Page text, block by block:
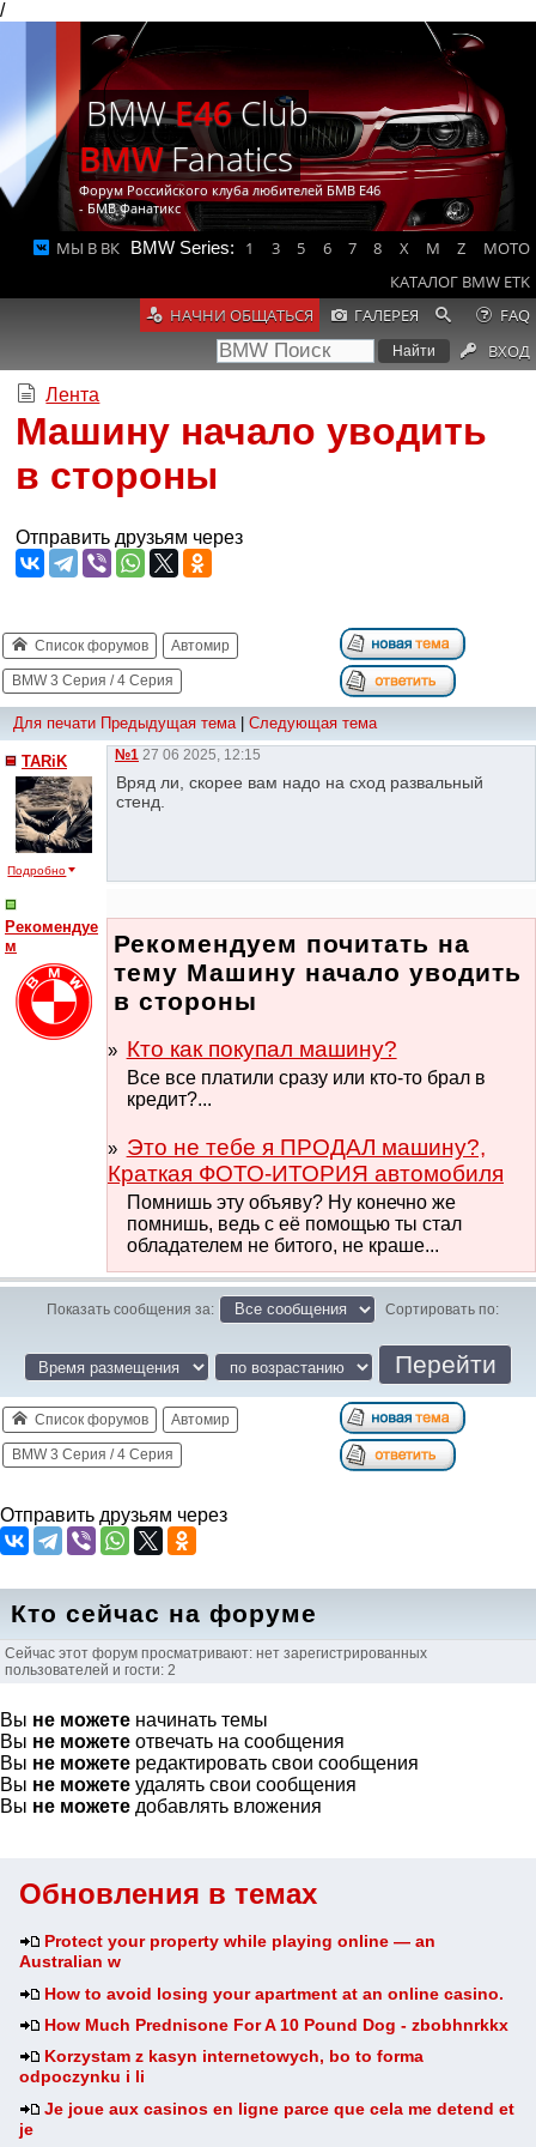
/
BMWE46Club
BMWFanatics
Форум Российского клуба любителей БМВ Е46
- БМВ Фанатикс
МЫ В ВК BMW Series: 1 3 5 6 7 8 X M Z
MOTO
КАТАЛОГ BMW ETK
НАЧНИ ОБЩАТЬСЯ
ГАЛЕРЕЯ
FAQ
ВХОД
Лента
Обновления в темах
Protect your property while playing online — an
Australian w
How to avoid losing your apartment at an online casino.
How Much Prednisone For A 10 Pound Dog - zbobhnrkkx
Korzystam z kasyn internetowych, bo to forma
odpoczynku i li
Je joue aux casinos en ligne parce que cela me detend et
je
Машину начало уводить
в стороны
Отправить друзьям через
Список форумов Автомир
BMW 3 Серия / 4 Серия
Для печати Предыдущая тема| Следующая тема
TARiK
Подробно
№1 27 06 2025, 12:15
Вряд ли, скорее вам надо на сход развальный
стенд.
Рекомендуе
м
Рекомендуем почитать на
тему Машину начало уводить
в стороны
Кто как покупал машину?
Все все платили сразу или кто-то брал в
кредит?...
Это не тебе я ПРОДАЛ машину?,
Краткая ФОТО-ИТОРИЯ автомобиля
Помнишь эту объяву? Ну конечно же
помнишь, ведь с её помощью ты стал
обладателем не битого, не краше...
Показать сообщения за: Сортировать по:
Список форумов Автомир
BMW 3 Серия / 4 Серия
Отправить друзьям через
Кто сейчас на форуме
Сейчас этот форум просматривают: нет зарегистрированных
пользователей и гости: 2
Вы не можете начинать темы
Вы не можете отвечать на сообщения
Вы не можете редактировать свои сообщения
Вы не можете удалять свои сообщения
Вы не можете добавлять вложения